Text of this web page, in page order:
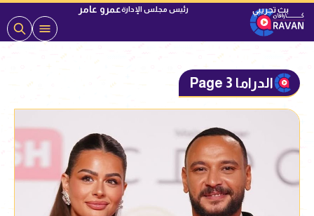
رئيس مجلس الإدارةعمرو عامر
الدراما Page 3